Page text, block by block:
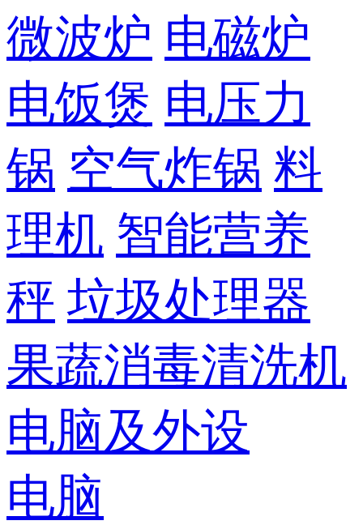
微波炉 电磁炉
电饭煲 电压力
锅 空气炸锅 料
理机 智能营养
秤 垃圾处理器
果蔬消毒清洗机
电脑及外设
电脑